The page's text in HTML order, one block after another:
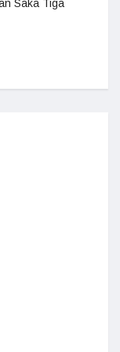
Saka Tiga